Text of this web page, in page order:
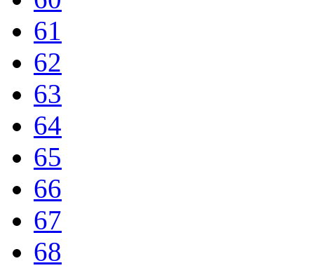
61
62
63
64
65
66
67
68